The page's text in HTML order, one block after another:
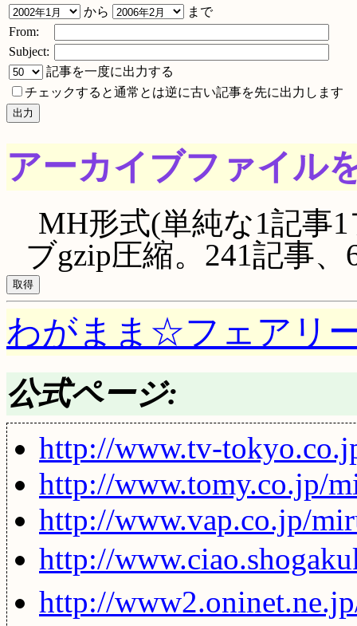
から
まで
From:
Subject:
記事を一度に出力する
チェックすると通常とは逆に古い記事を先に出力します
アーカイブファイル
MH形式(単純な1記事
ブgzip圧縮。241記事、
わがまま☆フェアリ
公式ページ:
http://www.tv-
http://www.tomy.co.jp/
http://www.vap.co.jp/
http://
http://